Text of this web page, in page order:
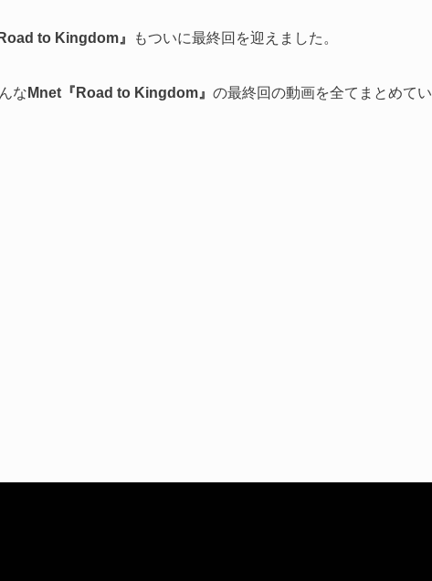
to Kingdom』 もついに最終回を迎えました。
な Mnet『Road to Kingdom』 の最終回の動画を全てまとめてい